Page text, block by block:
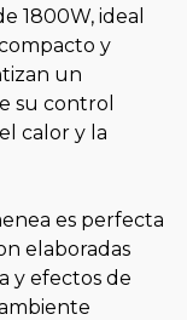
1800W, ideal
y
un
su control
calor y la
es perfecta
elaboradas
y efectos de